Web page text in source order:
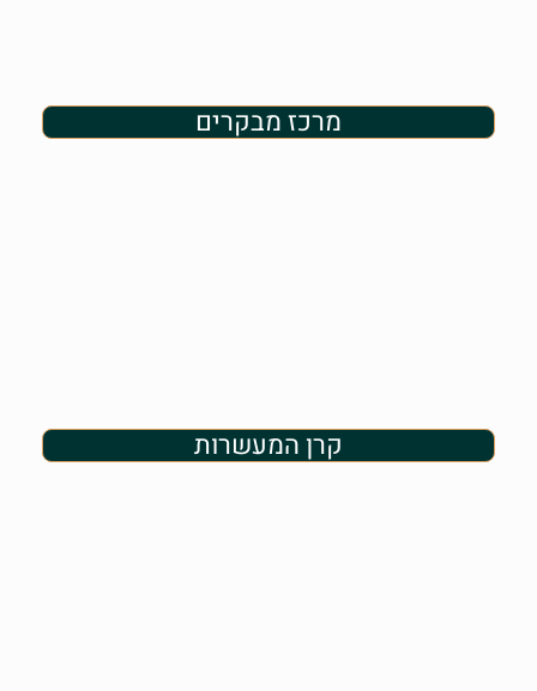
מרכז מבקרים
קרן המעשרות